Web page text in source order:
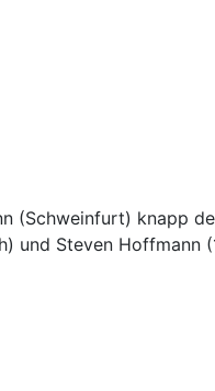
(Schweinfurt) knapp
und Steven Hoffmann